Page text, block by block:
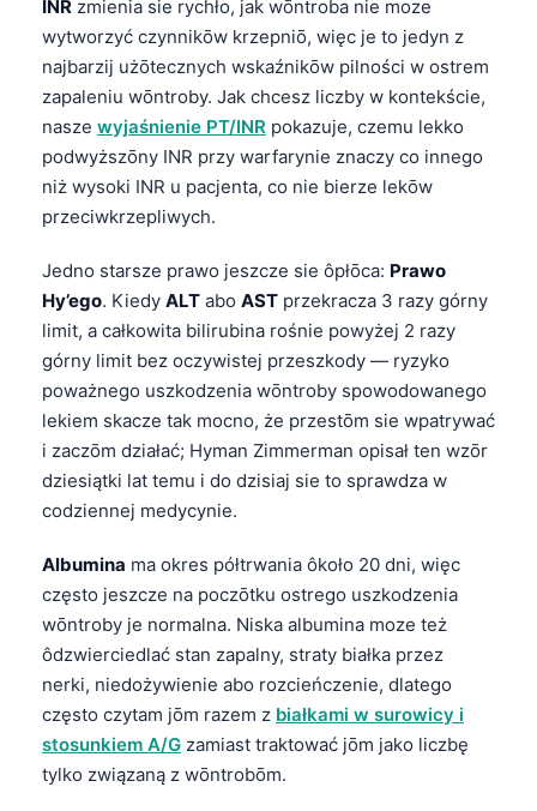
INR zmienia sie rychło, jak wōntroba nie moze
wytworzyć czynnikōw krzepniō, więc je to jedyn z
najbarzij użōtecznych wskaźnikōw pilności w ostrem
zapaleniu wōntroby. Jak chcesz liczby w kontekście,
nasze wyjaśnienie PT/INR pokazuje, czemu lekko
podwyższōny INR przy warfarynie znaczy co innego
niż wysoki INR u pacjenta, co nie bierze lekōw
przeciwkrzepliwych.
Jedno starsze prawo jeszcze sie ôpłōca: Prawo
Hy’ego. Kiedy ALT abo AST przekracza 3 razy górny
limit, a całkowita bilirubina rośnie powyżej 2 razy
górny limit bez oczywistej przeszkody — ryzyko
poważnego uszkodzenia wōntroby spowodowanego
lekiem skacze tak mocno, że przestōm sie wpatrywać
i zaczōm działać; Hyman Zimmerman opisał ten wzōr
dziesiątki lat temu i do dzisiaj sie to sprawdza w
codziennej medycynie.
Albumina ma okres półtrwania ôkoło 20 dni, więc
często jeszcze na poczōtku ostrego uszkodzenia
wōntroby je normalna. Niska albumina moze też
ôdzwierciedlać stan zapalny, straty białka przez
nerki, niedożywienie abo rozcieńczenie, dlatego
często czytam jōm razem z białkami w surowicy i
stosunkiem A/G zamiast traktować jōm jako liczbę
tylko związaną z wōntrobōm.
ಕನ್ನಡ
മലയാളം
Bahasa Melayu
Tiếng Việt
Tagalog
ไทย
ဗမာစာ
ភាសាខ្មែរ
Kiswahili
አማርኛ
Українська
O‘zbekcha
Қазақ тілі
Suomi
Hrvatski
Slovenčina
كوردی‎
پښتو